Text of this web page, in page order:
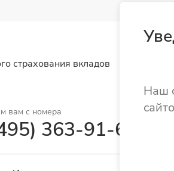
страхования вкладов
вам с номера
363-91-62
Наш